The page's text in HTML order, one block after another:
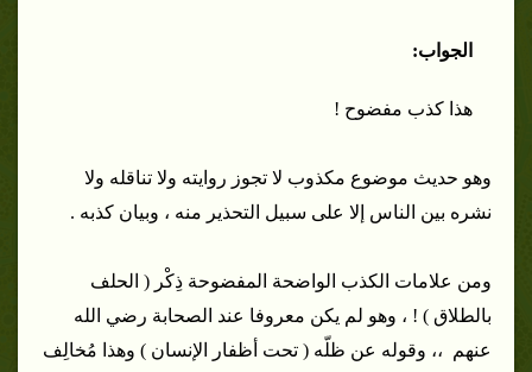
الجواب:
هذا كذب مفضوح !
وهو حديث موضوع مكذوب لا تجوز روايته ولا تناقله ولا
نشره بين الناس إلا على سبيل التحذير منه ، وبيان كذبه .
ومن علامات الكذب الواضحة المفضوحة ذِكْر ( الحلف
بالطلاق ) ! ، وهو لم يكن معروفا عند الصحابة رضي الله
عنهم ،، وقوله عن ظلّه ( تحت أظفار الإنسان ) وهذا مُخالِف